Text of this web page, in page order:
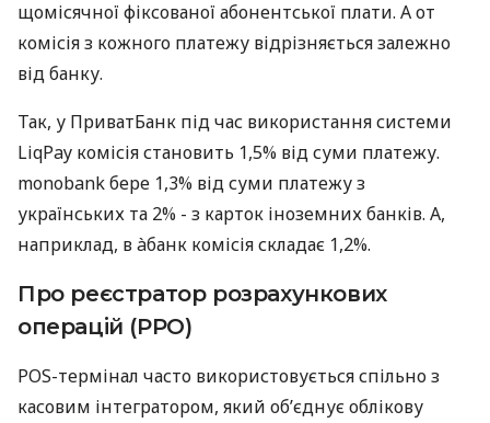
щомісячної фіксованої абонентської плати. А от
комісія з кожного платежу відрізняється залежно
від банку.
Так, у ПриватБанк під час використання системи
LiqPay комісія становить 1,5% від суми платежу.
monobank бере 1,3% від суми платежу з
українських та 2% - з карток іноземних банків. А,
наприклад, в àбанк комісія складає 1,2%.
Про реєстратор розрахункових
операцій (РРО)
POS-термінал часто використовується спільно з
касовим інтегратором, який об’єднує облікову